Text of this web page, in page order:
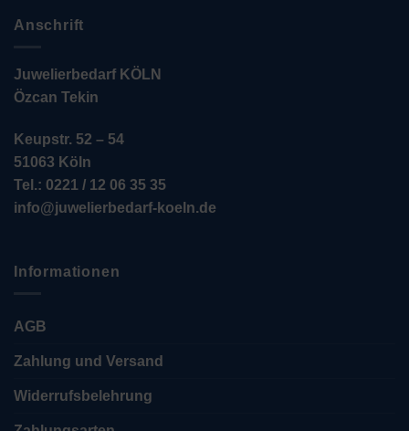
Anschrift
Juwelierbedarf KÖLN
Özcan Tekin
Keupstr. 52 – 54
51063 Köln
Tel.: 0221 / 12 06 35 35
info@juwelierbedarf-koeln.de
Informationen
AGB
Zahlung und Versand
Widerrufsbelehrung